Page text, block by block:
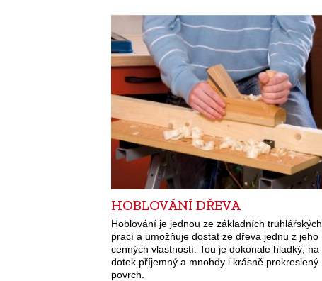
HOBLOVÁNÍ DŘEVA
Hoblování je jednou ze základních truhlářských
prací a umožňuje dostat ze dřeva jednu z jeho
cenných vlastností. Tou je dokonale hladký, na
dotek příjemný a mnohdy i krásně prokreslený
povrch.